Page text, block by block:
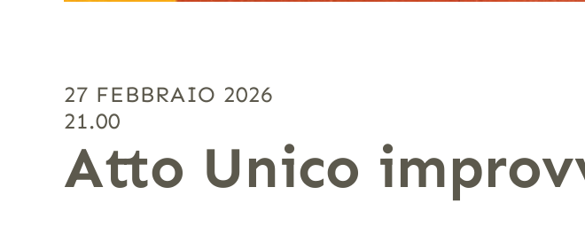
27 FEBBRAIO 2026
21.00
Atto Unico